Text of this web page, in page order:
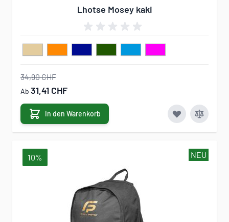
Lhotse Mosey kaki
34,90 CHF
Ab 31,41 CHF
In den Warenkorb
NEU
10%